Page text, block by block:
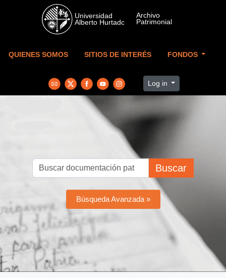
Skip to main content
QUIENES SOMOS SITIOS DE INTERÉS FONDOS
Log in
Buscar
Búsqueda Avanzada »